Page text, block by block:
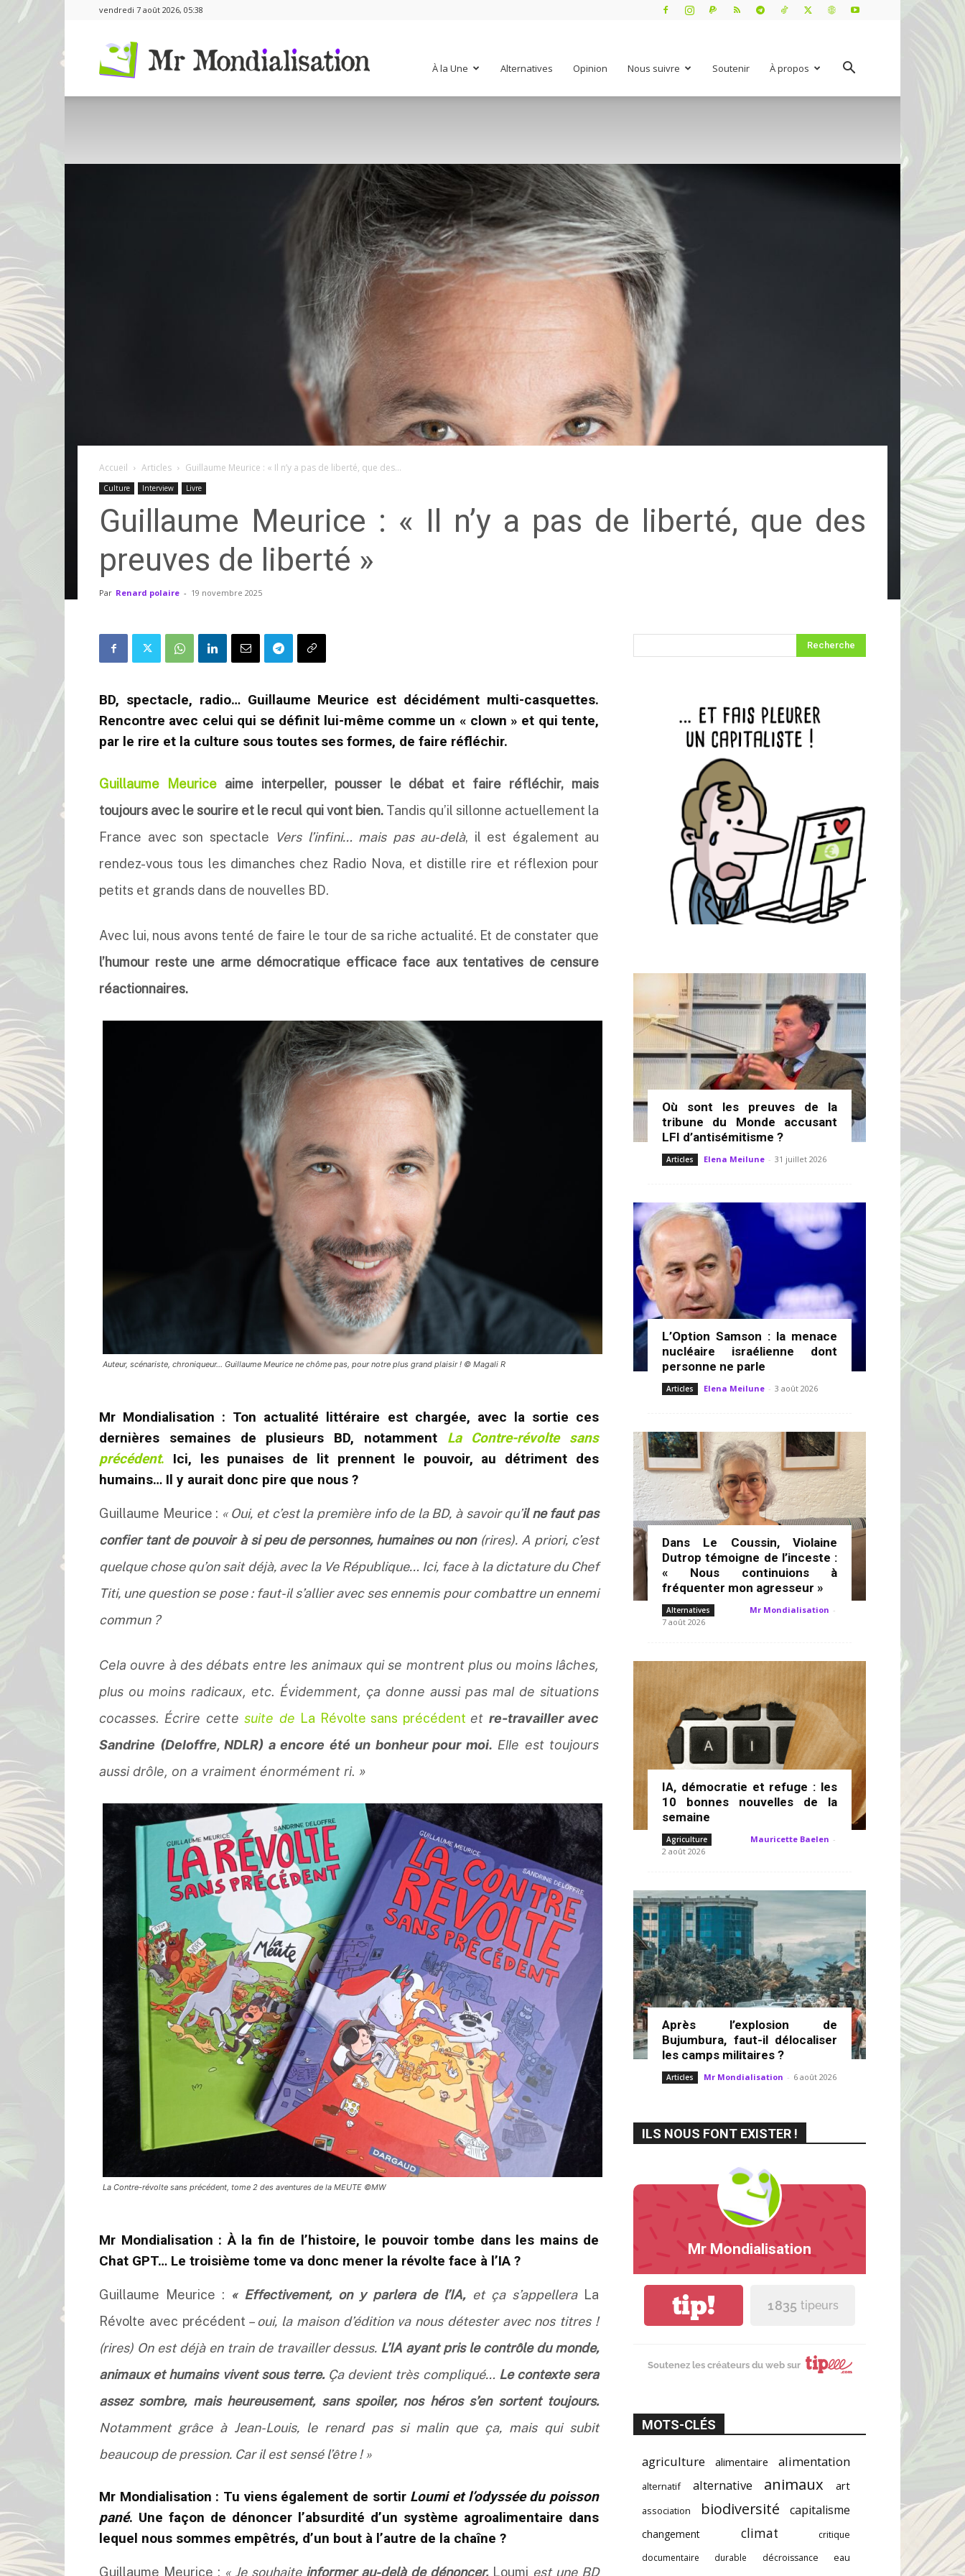
vendredi 7 août 2026, 05:38
À la Une Alternatives Opinion Nous suivre Soutenir À propos
Accueil Articles Guillaume Meurice : « Il n’y a pas de liberté, que des...
Culture Interview Livre
Guillaume Meurice : « Il n’y a pas de liberté, que des
preuves de liberté »
Par Renard polaire - 19 novembre 2025
BD, spectacle, radio… Guillaume Meurice est décidément multi-casquettes.
Rencontre avec celui qui se définit lui-même comme un « clown » et qui tente,
par le rire et la culture sous toutes ses formes, de faire réfléchir.
Guillaume Meuriceaime interpeller, pousser le débat et faire réfléchir, mais
toujours avec le sourire et le recul qui vont bien.Tandis qu’il sillonne actuellement la
France avec son spectacle Vers l’infini… mais pas au-delà, il est également au
rendez-vous tous les dimanches chez Radio Nova, et distille rire et réflexion pour
petits et grands dans de nouvelles BD.
Avec lui, nous avons tenté de faire le tour de sa riche actualité. Et de constater que
l’humour reste une arme démocratique efficace face aux tentatives de censure
réactionnaires.
Auteur, scénariste, chroniqueur… Guillaume Meurice ne chôme pas, pour notre plus grand plaisir ! © Magali R
Mr Mondialisation : Ton actualité littéraire est chargée, avec la sortie ces
dernières semaines de plusieurs BD, notamment La Contre-révolte sans
précédent. Ici, les punaises de lit prennent le pouvoir, au détriment des
humains… Il y aurait donc pire que nous ?
Guillaume Meurice : « Oui, et c’est la première info de la BD, à savoir qu’il ne faut pas
confier tant de pouvoir à si peu de personnes, humaines ou non(rires). A priori, c’est
quelque chose qu’on sait déjà, avec la Ve République… Ici, face à la dictature du Chef
Titi, une question se pose : faut-il s’allier avec ses ennemis pour combattre un ennemi
commun ?
Cela ouvre à des débats entre les animaux qui se montrent plus ou moins lâches,
plus ou moins radicaux, etc. Évidemment, ça donne aussi pas mal de situations
cocasses. Écrire cettesuite de La Révolte sans précédent et re-travailler avec
Sandrine (Deloffre, NDLR) a encore été un bonheur pour moi. Elle est toujours
aussi drôle, on a vraiment énormément ri. »
La Contre-révolte sans précédent, tome 2 des aventures de la MEUTE ©MW
Mr Mondialisation :À la fin de l’histoire, le pouvoir tombe dans les mains de
Chat GPT… Le troisième tome va donc mener la révolte face à l’IA ?
Guillaume Meurice : « Effectivement, on y parlera de l’IA,et ça s’appellera La
Révolte avec précédent – oui, la maison d’édition va nous détester avec nos titres !
(rires) On est déjà en train de travailler dessus. L’IA ayant pris le contrôle du monde,
animaux et humains vivent sous terre.Ça devient très compliqué… Le contexte sera
assez sombre, mais heureusement, sans spoiler, nos héros s’en sortent toujours.
Notamment grâce à Jean-Louis, le renard pas si malin que ça, mais qui subit
beaucoup de pression. Car il est sensé l’être ! »
Mr Mondialisation : Tu viens également de sortir Loumi et l’odyssée du poisson
pané. Une façon de dénoncer l’absurdité d’un système agroalimentaire dans
lequel nous sommes empêtrés, d’un bout à l’autre de la chaîne ?
Guillaume Meurice : « Je souhaite informer au-delà de dénoncer. Loumi est une BD
Où sont les preuves de la
tribune du Monde accusant
LFI d’antisémitisme ?
Articles Elena Meilune - 31 juillet 2026
L’Option Samson : la menace
nucléaire israélienne dont
personne ne parle
Articles Elena Meilune - 3 août 2026
Dans Le Coussin, Violaine
Dutrop témoigne de l’inceste :
« Nous continuions à
fréquenter mon agresseur »
Alternatives Mr Mondialisation -
7 août 2026
IA, démocratie et refuge : les
10 bonnes nouvelles de la
semaine
Agriculture Mauricette Baelen -
2 août 2026
Après l’explosion de
Bujumbura, faut-il délocaliser
les camps militaires ?
Articles Mr Mondialisation - 6 août 2026
ILS NOUS FONT EXISTER !
Mr Mondialisation
tip! 1 835 tipeurs
Soutenez les créateurs du web sur
MOTS-CLÉS
agriculture alimentaire alimentation
alternatif alternative animaux art
association biodiversité capitalisme
changement climat
critique
documentaire
durable décroissance eau